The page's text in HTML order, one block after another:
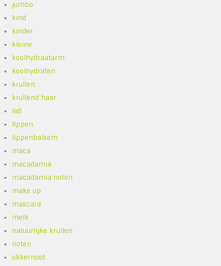
jumbo
kind
kinder
kleine
koolhydraatarm
koolhydraten
krullen
krullend haar
lidl
lippen
lippenbalsem
maca
macadamia
macadamia noten
make up
mascara
melk
natuurlijke krullen
noten
okkernoot